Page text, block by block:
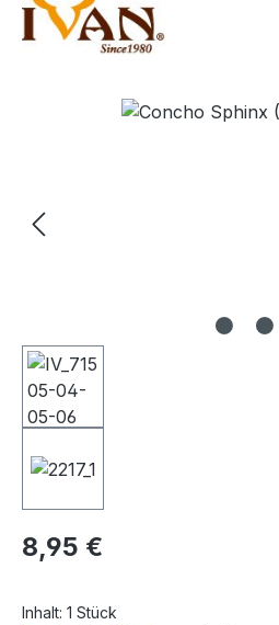
Bildergalerie überspringen
Regulärer Preis:
8,95 €
Inhalt: 1 Stück